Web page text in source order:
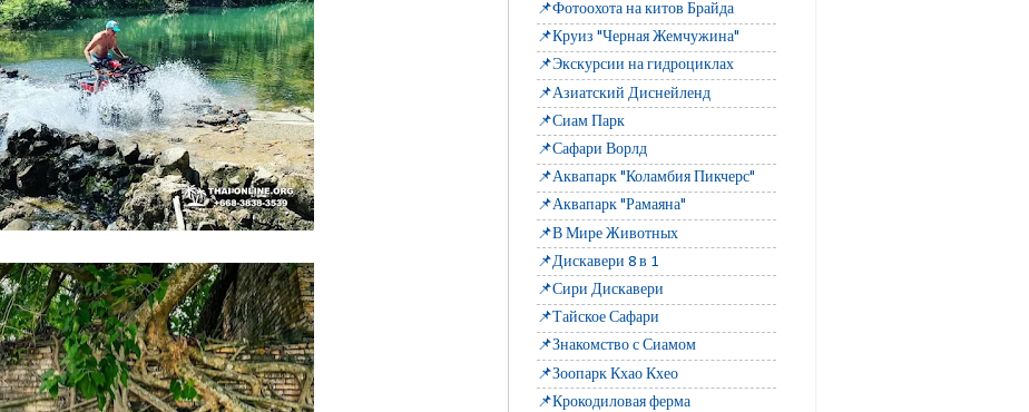
📌Фотоохота на китов Брайда
📌Круиз "Черная Жемчужина"
📌Экскурсии на гидроциклах
📌Азиатский Диснейленд
📌Сиам Парк
📌Сафари Ворлд
📌Аквапарк "Коламбия Пикчерс"
📌Аквапарк "Рамаяна"
📌В Мире Животных
📌Дискавери 8 в 1
📌Сири Дискавери
📌Тайское Сафари
📌Знакомство с Сиамом
📌Зоопарк Кхао Кхео
📌Крокодиловая ферма